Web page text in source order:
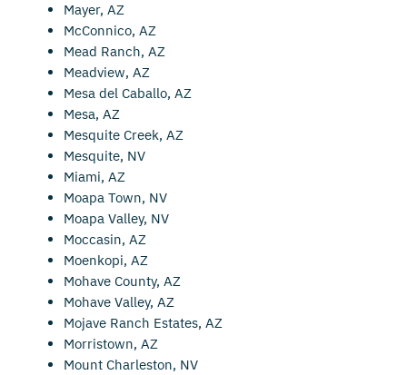
Mayer, AZ
McConnico, AZ
Mead Ranch, AZ
Meadview, AZ
Mesa del Caballo, AZ
Mesa, AZ
Mesquite Creek, AZ
Mesquite, NV
Miami, AZ
Moapa Town, NV
Moapa Valley, NV
Moccasin, AZ
Moenkopi, AZ
Mohave County, AZ
Mohave Valley, AZ
Mojave Ranch Estates, AZ
Morristown, AZ
Mount Charleston, NV